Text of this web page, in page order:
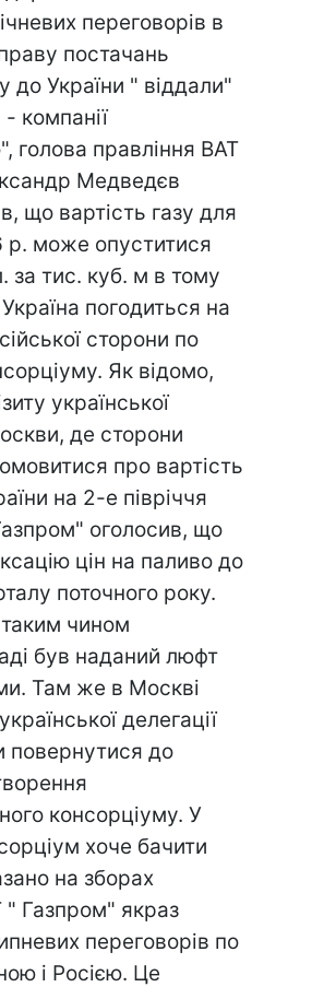
переговорів в
постачань
до України " віддали"
компанії
голова правління ВАТ
Медведєв
що вартість газу для
р. може опуститися
за тис. куб. м в тому
погодиться на
сторони по
Як відомо,
української
де сторони
про вартість
на 2-е півріччя
оголосив, що
цін на паливо до
поточного року.
чином
був наданий люфт
Там же в Москві
делегації
повернутися до
консорціуму. У
хоче бачити
на зборах
" Газпром" якраз
переговорів по
і Росією. Це